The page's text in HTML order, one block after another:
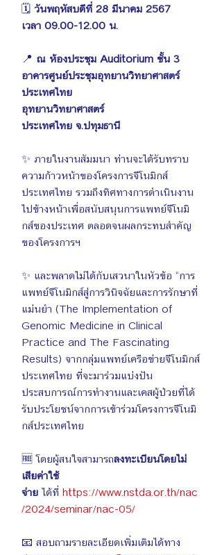
🗓️ วันพฤหัสบดีที่ 28 มีนาคม 2567
เวลา 09.00-12.00 น.
📍 ณ ห้องประชุม Auditorium ชั้น 3
อาคารศูนย์ประชุมอุทยานวิทยาศาสตร์
ประเทศไทย
อุทยานวิทยาศาสตร์
ประเทศไทย จ.ปทุมธานี
✨ ภายในงานสัมมนา ท่านจะได้รับทราบ
ความก้าวหน้าของโครงการจีโนมิกส์
ประเทศไทย รวมถึงทิศทางการดำเนินงาน
ไปข้างหน้าเพื่อสนับสนุนการแพทย์จีโนมิ
กส์ของประเทศ ตลอดจนผลกระทบสำคัญ
ของโครงการฯ
✨ และพลาดไม่ได้กับเสวนาในหัวข้อ “การ
แพทย์จีโนมิกส์สู่การวินิจฉัยและการรักษาที่
แม่นยำ (The Implementation of
Genomic Medicine in Clinical
Practice and The Fascinating
Results) จากกลุ่มแพทย์เครือข่ายจีโนมิกส์
ประเทศไทย ที่จะมาร่วมแบ่งปัน
ประสบการณ์การทำงานและเคสผู้ป่วยที่ได้
รับประโยชน์จากการเข้าร่วมโครงการจีโนมิ
กส์ประเทศไทย
🆓 โดยผู้สนใจสามารถลงทะเบียนโดยไม่
เสียค่าใช้
จ่าย ได้ที่ https://www.nstda.or.th/nac
/2024/seminar/nac-05/
📧 สอบถามรายละเอียดเพิ่มเติมได้ทาง